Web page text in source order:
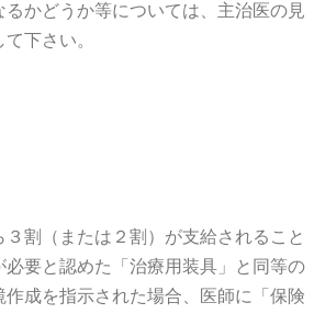
かどうか等については、主治医の見
下さい。
割（または２割）が支給されること
要と認めた「治療用装具」と同等の
成を指示された場合、医師に「保険